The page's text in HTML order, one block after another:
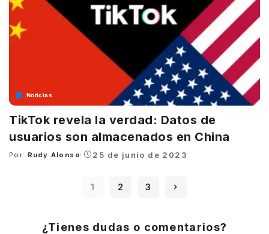
Noticias
TikTok revela la verdad: Datos de
usuarios son almacenados en China
Posted
Por: Rudy Alonso 25 de junio de 2023
1 2 3
¿Tienes dudas o comentarios?